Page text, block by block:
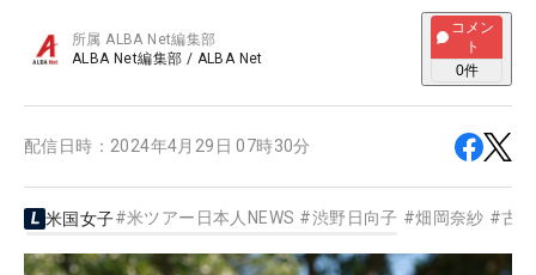
所属ALBA Net編集部
ALBA Net編集部 / ALBA Net
コメン
ト
0件
配信日時： 2024年4月29日 07時30分
米国女子#米ツアー日本人NEWS #渋野日向子 #畑岡奈紗 #古